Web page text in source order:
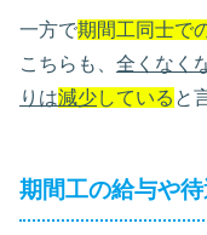
一方で期間工同士で
こちらも、 全くなく
りは減少している と
期間工の給与や